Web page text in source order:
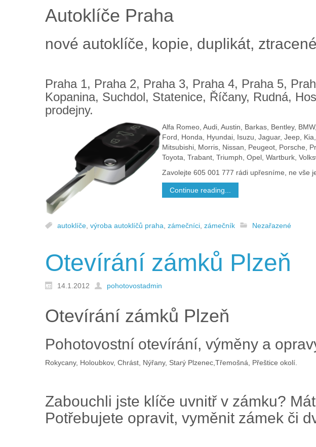
Autoklíče Praha
nové autoklíče, kopie, duplikát,
Praha 1, Praha 2, Praha 3, Praha 4, Praha 5,
Kopanina, Suchdol, Statenice, Říčany, Rudná,
prodejny.
Alfa Romeo, Audi, Austin, Barkas, Bentley,
Ford, Honda, Hyundai, Isuzu, Jaguar, Jeep,
Mitsubishi, Morris, Nissan, Peugeot, Porsche,
Toyota, Trabant, Triumph, Opel, Wartburk,
Zavolejte 605 001 777 rádi upřesníme, ne vše
Continue reading...
autoklíče výroba autoklíčů praha zámečníci zámečník Nezařazené
Otevírání zámků Plzeň
14.1.2012 pohotovostadmin
Otevírání zámků Plzeň
Pohotovostní otevírání, výměny a
Rokycany, Holoubkov, Chrást, Nýřany, Starý Plzenec,Třemošná, Přeštice okolí.
Zabouchli jste klíče uvnitř v zámku?
Potřebujete opravit, vyměnit zámek či